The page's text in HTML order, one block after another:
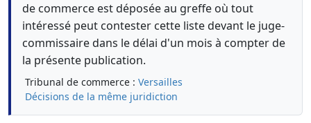
de commerce est déposée au greffe où tout
intéressé peut contester cette liste devant le juge-
commissaire dans le délai d'un mois à compter de
la présente publication.
Tribunal de commerce : Versailles
Décisions de la même juridiction